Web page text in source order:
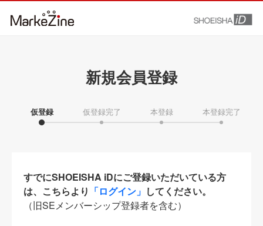
新規会員登録
仮登録 仮登録完了 本登録 本登録完了
すでにSHOEISHA iDにご登録いただいている方
は、こちらより 「ログイン」 してください。
（旧SEメンバーシップ登録者を含む）